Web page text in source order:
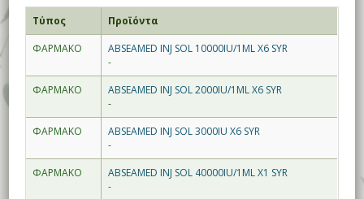
Τύπος
Προϊόντα
ΦΑΡΜΑΚΟ
ABSEAMED INJ SOL 10000IU/1ML X6 SYR
-
ΦΑΡΜΑΚΟ
ABSEAMED INJ SOL 2000IU/1ML X6 SYR
-
ΦΑΡΜΑΚΟ
ABSEAMED INJ SOL 3000IU X6 SYR
-
ΦΑΡΜΑΚΟ
ABSEAMED INJ SOL 40000IU/1ML X1 SYR
-